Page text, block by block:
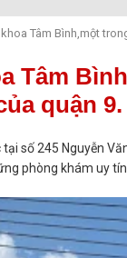
Tâm Bình,một
Tâm
quận 9.
số 245 Nguyễn
phòng khám uy